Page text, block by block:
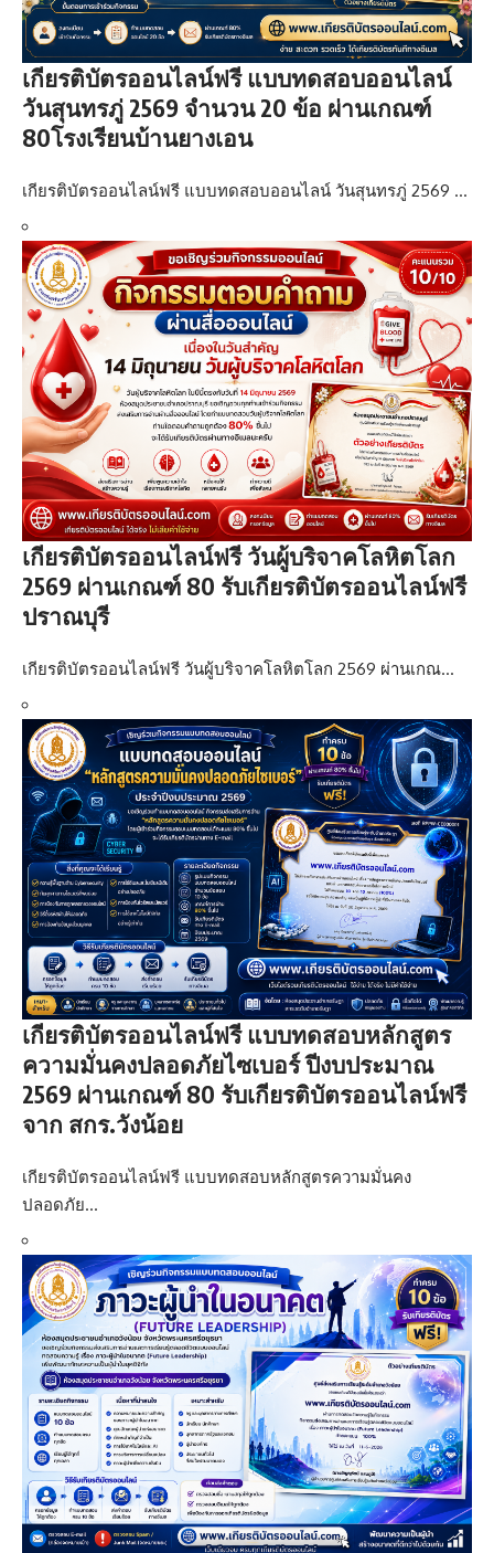
เกียรติบัตรออนไลน์ฟรี แบบทดสอบออนไลน์
วันสุนทรภู่ 2569 จำนวน 20 ข้อ ผ่านเกณฑ์
80โรงเรียนบ้านยางเอน
เกียรติบัตรออนไลน์ฟรี แบบทดสอบออนไลน์ วันสุนทรภู่ 2569 …
เกียรติบัตรออนไลน์ฟรี วันผู้บริจาคโลหิตโลก
2569 ผ่านเกณฑ์ 80 รับเกียรติบัตรออนไลน์ฟรี
ปราณบุรี
เกียรติบัตรออนไลน์ฟรี วันผู้บริจาคโลหิตโลก 2569 ผ่านเกณ…
เกียรติบัตรออนไลน์ฟรี แบบทดสอบหลักสูตร
ความมั่นคงปลอดภัยไซเบอร์ ปีงบประมาณ
2569 ผ่านเกณฑ์ 80 รับเกียรติบัตรออนไลน์ฟรี
จาก สกร.วังน้อย
เกียรติบัตรออนไลน์ฟรี แบบทดสอบหลักสูตรความมั่นคง
ปลอดภัย…